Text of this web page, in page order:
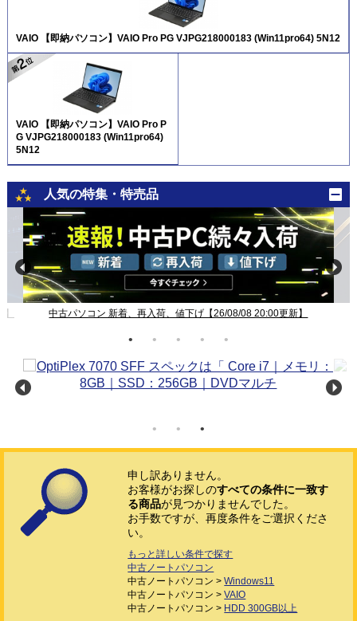
VAIO 【即納パソコン】VAIO Pro PG VJPG218000183 (Win11pro64) 5N12
VAIO 【即納パソコン】VAIO Pro P
G VJPG218000183 (Win11pro64)
5N12
人気の特集・特売品
中古パソコン 新着、再入荷、値下げ【26/08/08 20:00更新】
申し訳ありません。
お客様がお探しのすべての条件に一致す
る商品が見つかりませんでした。
お手数ですが、再度条件をご選択くださ
い。
もっと詳しい条件で探す
中古ノートパソコン
中古ノートパソコン >Windows11
中古ノートパソコン >VAIO
中古ノートパソコン > HDD 300GB以上